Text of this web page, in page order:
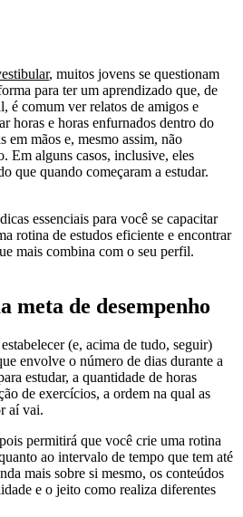
, muitos jovens se questionam
para ter um aprendizado que, de
é comum ver relatos de amigos e
horas e horas enfurnados dentro do
em mãos e, mesmo assim, não
Em alguns casos, inclusive, eles
que quando começaram a estudar.
essenciais para você se capacitar
rotina de estudos eficiente e encontrar
mais combina com o seu perfil.
meta de desempenho
(e, acima de tudo, seguir)
envolve o número de dias durante a
estudar, a quantidade de horas
de exercícios, a ordem na qual as
aí vai.
permitirá que você crie uma rotina
ao intervalo de tempo que tem até
mais sobre si mesmo, os conteúdos
e o jeito como realiza diferentes